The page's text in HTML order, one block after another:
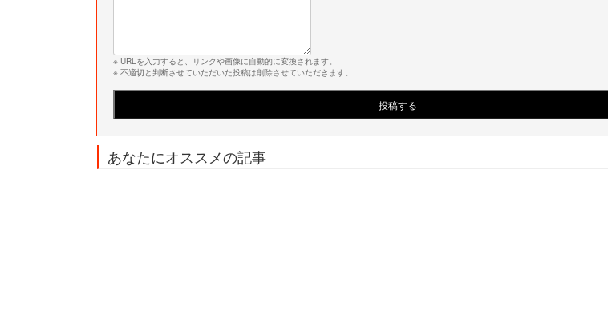
※ URLを入力すると、リンクや画像に自動的に変換されます。
※ 不適切と判断させていただいた投稿は削除させていただきます。
あなたにオススメの記事